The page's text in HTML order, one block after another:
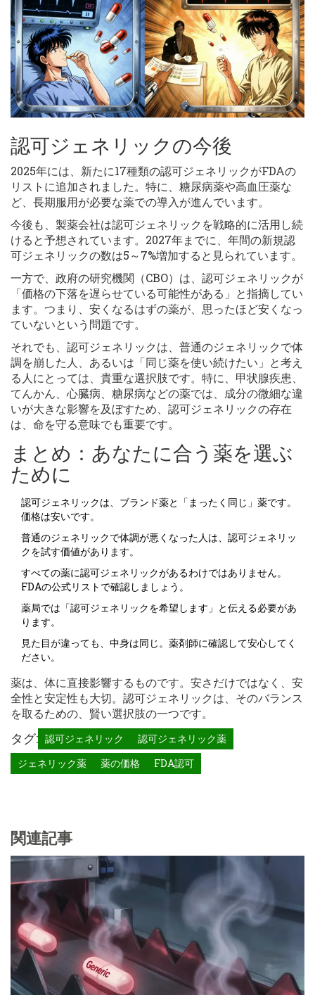
認可ジェネリックの今後
2025年には、新たに17種類の認可ジェネリックがFDAの
リストに追加されました。特に、糖尿病薬や高血圧薬な
ど、長期服用が必要な薬での導入が進んでいます。
今後も、製薬会社は認可ジェネリックを戦略的に活用し続
けると予想されています。2027年までに、年間の新規認
可ジェネリックの数は5～7%増加すると見られています。
一方で、政府の研究機関（CBO）は、認可ジェネリックが
「価格の下落を遅らせている可能性がある」と指摘してい
ます。つまり、安くなるはずの薬が、思ったほど安くなっ
ていないという問題です。
それでも、認可ジェネリックは、普通のジェネリックで体
調を崩した人、あるいは「同じ薬を使い続けたい」と考え
る人にとっては、貴重な選択肢です。特に、甲状腺疾患、
てんかん、心臓病、糖尿病などの薬では、成分の微細な違
いが大きな影響を及ぼすため、認可ジェネリックの存在
は、命を守る意味でも重要です。
まとめ：あなたに合う薬を選ぶ
ために
認可ジェネリックは、ブランド薬と「まったく同じ」薬です。
価格は安いです。
普通のジェネリックで体調が悪くなった人は、認可ジェネリッ
クを試す価値があります。
すべての薬に認可ジェネリックがあるわけではありません。
FDAの公式リストで確認しましょう。
薬局では「認可ジェネリックを希望します」と伝える必要があ
ります。
見た目が違っても、中身は同じ。薬剤師に確認して安心してく
ださい。
薬は、体に直接影響するものです。安さだけではなく、安
全性と安定性も大切。認可ジェネリックは、そのバランス
を取るための、賢い選択肢の一つです。
タグ: 認可ジェネリック
認可ジェネリック薬
ジェネリック薬
薬の価格 FDA認可
関連記事